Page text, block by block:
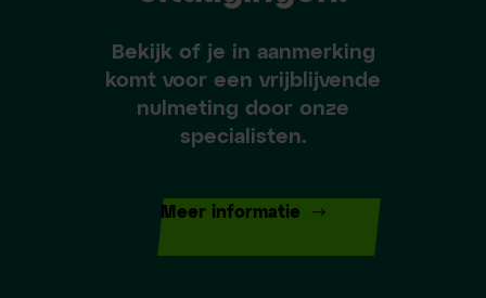
Bekijk of je in aanmerking
komt voor een vrijblijvende
nulmeting door onze
specialisten.
Meer informatie